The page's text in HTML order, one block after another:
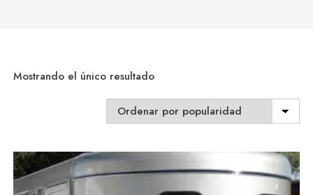
Mostrando el único resultado